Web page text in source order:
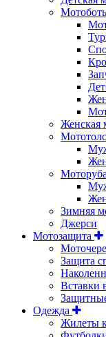
Женская
Зимняя
Джерси
Мотозащита
Защита
Вставки
Одежда
Жилеты